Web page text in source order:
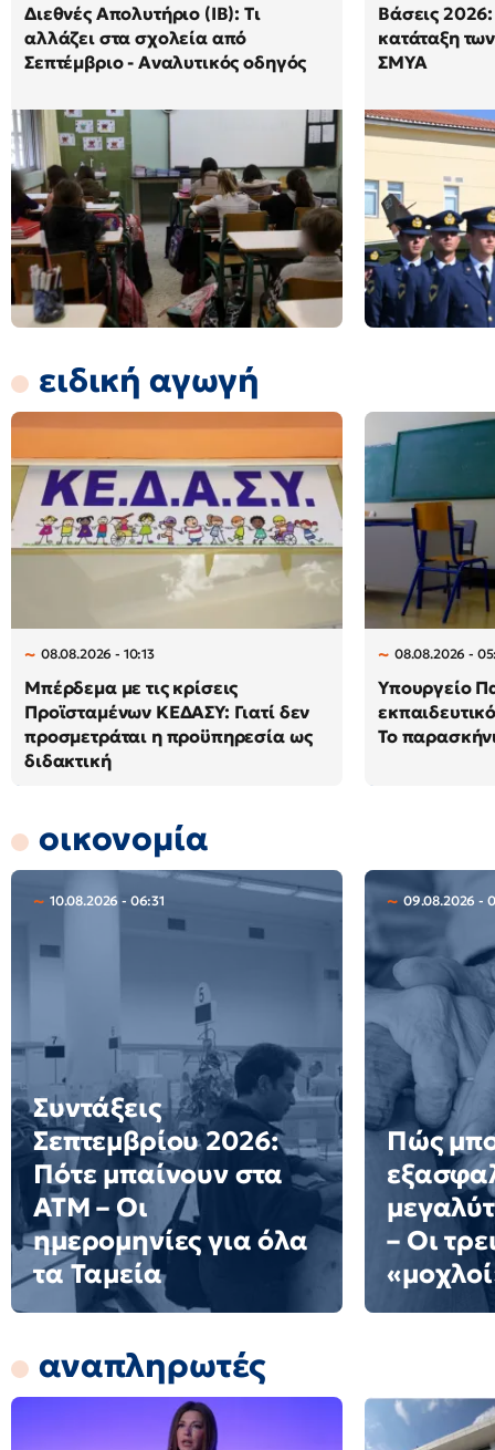
Διεθνές Απολυτήριο (IB): Τι
αλλάζει στα σχολεία από
Σεπτέμβριο - Αναλυτικός οδηγός
Βάσεις 2026:
κατάταξη
ΣΜΥΑ
ειδική αγωγή
08.08.2026 - 10:13
Μπέρδεμα με τις κρίσεις
Προϊσταμένων ΚΕΔΑΣΥ: Γιατί δεν
προσμετράται η προϋπηρεσία ως
διδακτική
08.08.2026 -
Υπουργείο
Το
οικονομία
10.08.2026 - 06:31
Συντάξεις
Σεπτεμβρίου 2026:
Πότε μπαίνουν στα
ΑΤΜ – Οι
ημερομηνίες για όλα
τα Ταμεία
09.08.2026 -
Πώς
– Οι
αναπληρωτές